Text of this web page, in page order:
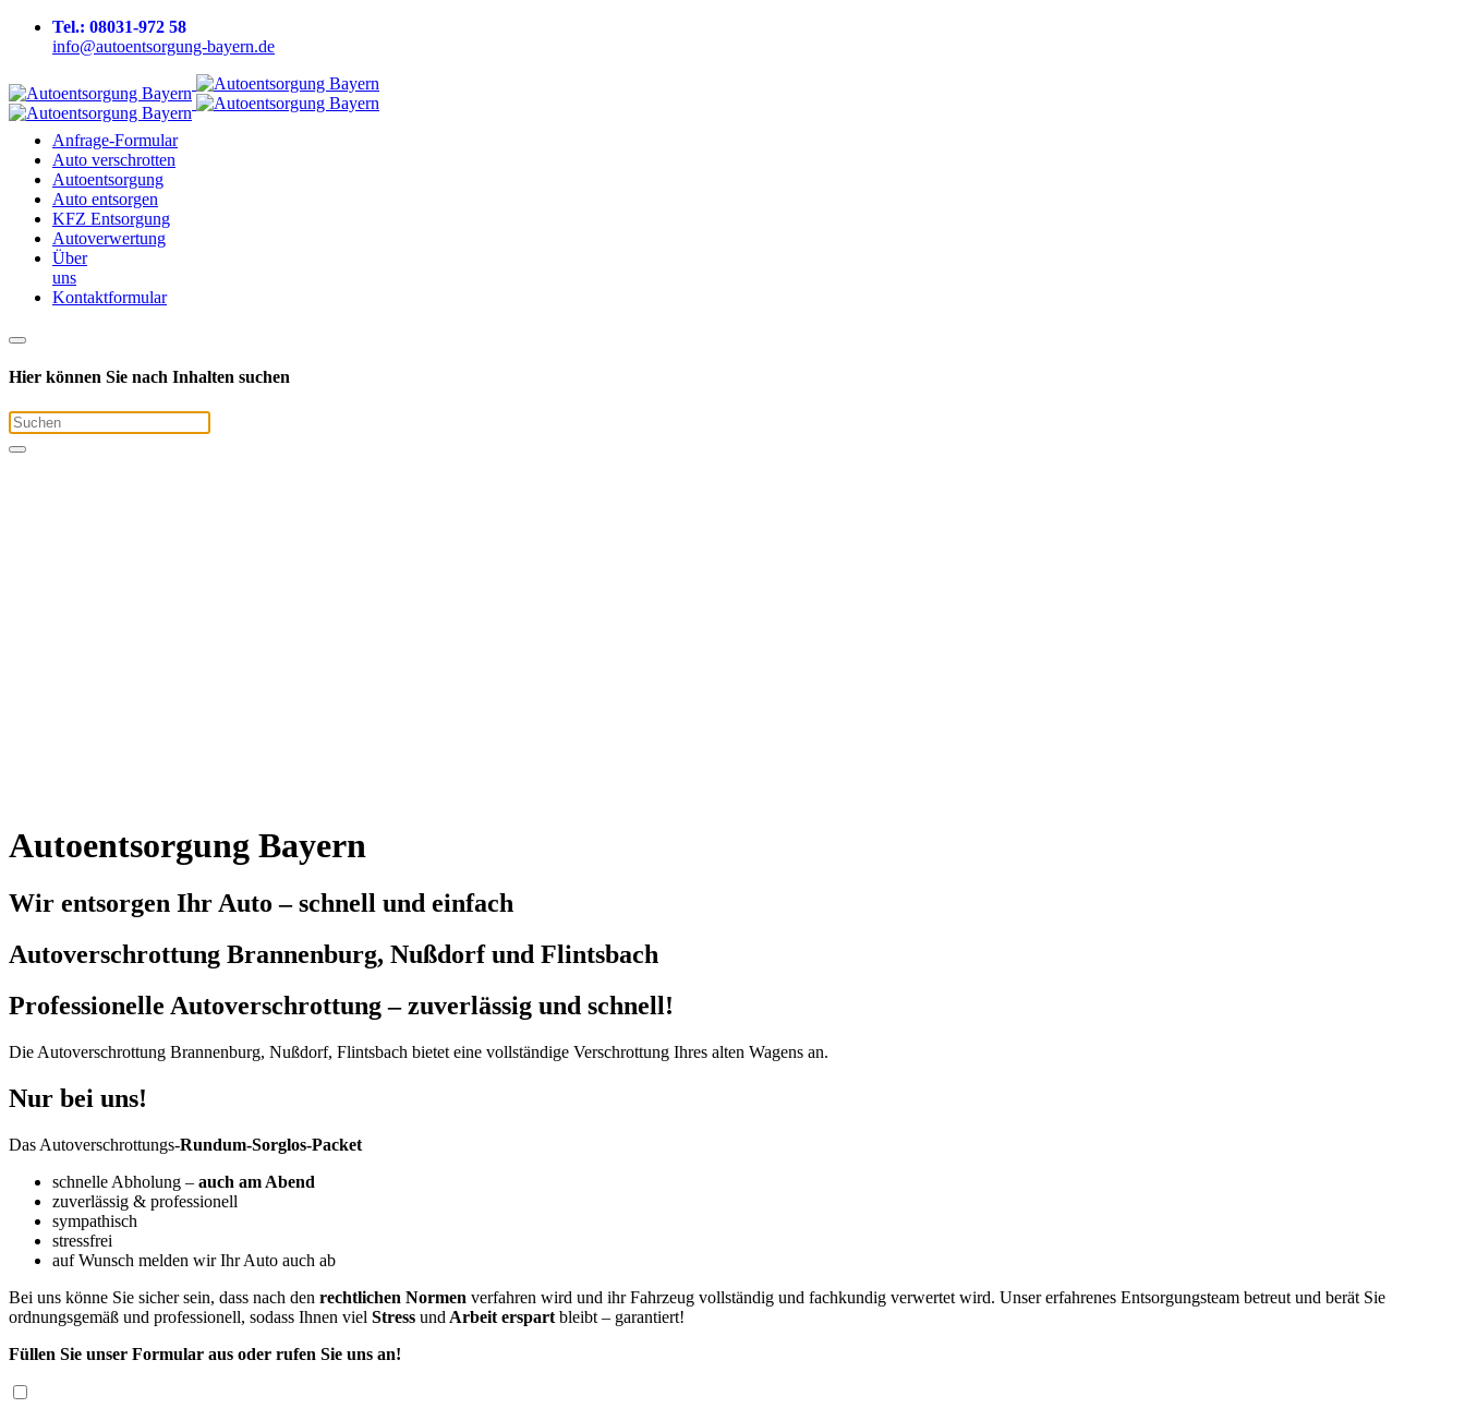
Tel.: 08031-972 58
info@autoentsorgung-bayern.de
Anfrage-Formular
Auto verschrotten
Auto­entsorgung
Auto entsorgen
KFZ Entsorgung
Auto­verwertung
Über
uns
Kontakt­formular
Hier können Sie nach Inhalten suchen
Autoentsorgung Bayern
Wir entsorgen Ihr Auto – schnell und einfach
Autoverschrottung Brannenburg, Nußdorf und Flintsbach
Professionelle Autoverschrottung – zuverlässig und schnell!
Die Autoverschrottung Brannenburg, Nußdorf, Flintsbach bietet eine vollständige Verschrottung Ihres alten Wagens an.
Nur bei uns!
Das Autoverschrottungs-Rundum-Sorglos-Packet
schnelle Abholung – auch am Abend
zuverlässig & professionell
sympathisch
stressfrei
auf Wunsch melden wir Ihr Auto auch ab
Bei uns könne Sie sicher sein, dass nach den rechtlichen Normen verfahren wird und ihr Fahrzeug vollständig und fachkundig verwertet wird. Unser erfahrenes Entsorgungsteam betreut und berät Sie
ordnungsgemäß und professionell, sodass Ihnen viel Stress und Arbeit erspart bleibt – garantiert!
Füllen Sie unser Formular aus oder rufen Sie uns an!